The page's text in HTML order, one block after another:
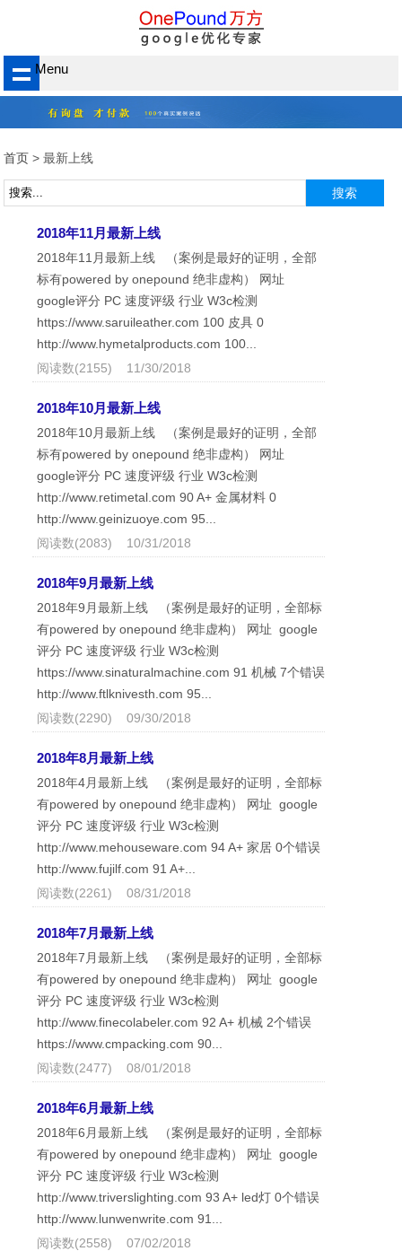
Menu
首页 > 最新上线
2018年11月最新上线
2018年11月最新上线 （案例是最好的证明，全部
标有powered by onepound 绝非虚构） 网址
google评分 PC 速度评级 行业 W3c检测
https://www.saruileather.com 100 皮具 0
http://www.hymetalproducts.com 100...
阅读数(2155) 11/30/2018
2018年10月最新上线
2018年10月最新上线 （案例是最好的证明，全部
标有powered by onepound 绝非虚构） 网址
google评分 PC 速度评级 行业 W3c检测
http://www.retimetal.com 90 A+ 金属材料 0
http://www.geinizuoye.com 95...
阅读数(2083) 10/31/2018
2018年9月最新上线
2018年9月最新上线 （案例是最好的证明，全部标
有powered by onepound 绝非虚构） 网址 google
评分 PC 速度评级 行业 W3c检测
https://www.sinaturalmachine.com 91 机械 7个错误
http://www.ftlknivesth.com 95...
阅读数(2290) 09/30/2018
2018年8月最新上线
2018年4月最新上线 （案例是最好的证明，全部标
有powered by onepound 绝非虚构） 网址 google
评分 PC 速度评级 行业 W3c检测
http://www.mehouseware.com 94 A+ 家居 0个错误
http://www.fujilf.com 91 A+...
阅读数(2261) 08/31/2018
2018年7月最新上线
2018年7月最新上线 （案例是最好的证明，全部标
有powered by onepound 绝非虚构） 网址 google
评分 PC 速度评级 行业 W3c检测
http://www.finecolabeler.com 92 A+ 机械 2个错误
https://www.cmpacking.com 90...
阅读数(2477) 08/01/2018
2018年6月最新上线
2018年6月最新上线 （案例是最好的证明，全部标
有powered by onepound 绝非虚构） 网址 google
评分 PC 速度评级 行业 W3c检测
http://www.triverslighting.com 93 A+ led灯 0个错误
http://www.lunwenwrite.com 91...
阅读数(2558) 07/02/2018